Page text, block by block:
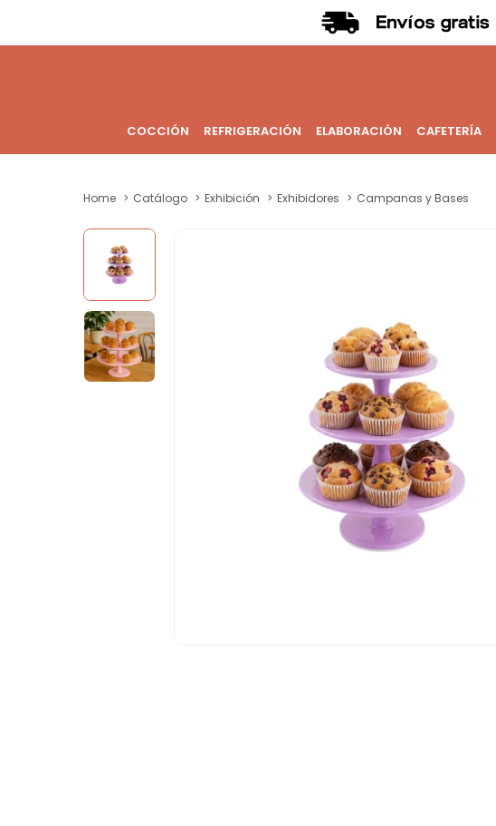
COCCIÓN REFRIGERACIÓN ELABORACIÓN CAFETERÍA
Home Catálogo Exhibición Exhibidores Campanas y Bases